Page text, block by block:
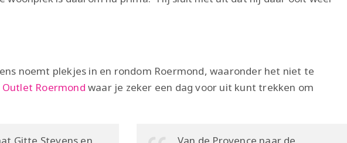
noemt plekjes in en rondom Roermond, waaronder het niet te
Outlet Roermond waar je zeker een dag voor uit kunt trekken om
Gitte Stevens en
Van de Provence naar de